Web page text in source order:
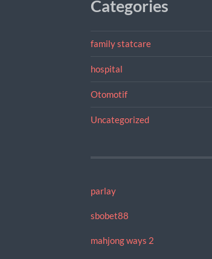
Categories
family statcare
hospital
Otomotif
Uncategorized
parlay
sbobet88
mahjong ways 2